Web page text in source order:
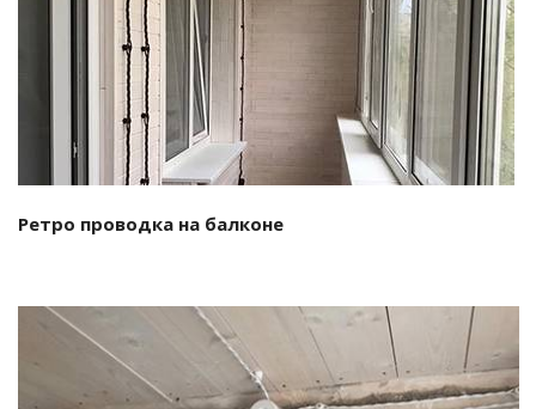
Смотреть проект
Ретро проводка на балконе